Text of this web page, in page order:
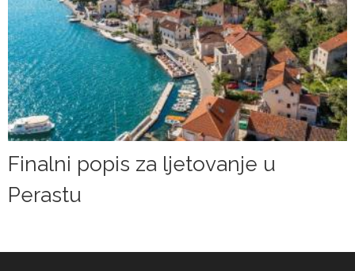
Finalni popis za ljetovanje u
Perastu